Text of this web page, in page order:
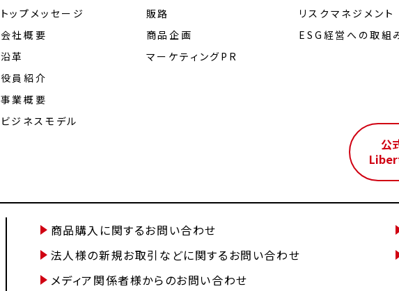
トップメッセージ
会社概要
沿革
役員紹介
事業概要
ビジネスモデル
販路
商品企画
マーケティングPR
リスクマネジメント
ESG経営への取組
公
商品購入に関するお問い合わせ
法人様の新規お取引などに関するお問い合わせ
メディア関係者様からのお問い合わせ